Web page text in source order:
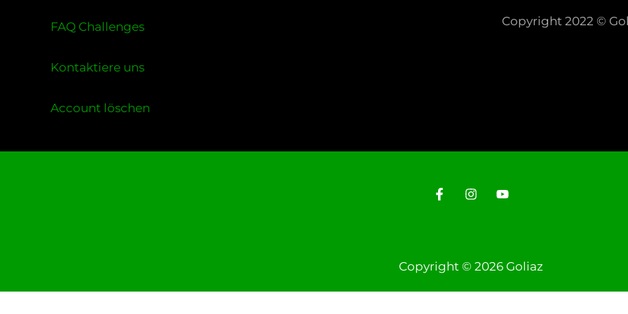
FAQ Challenges
Kontaktiere uns
Account löschen
Copyright 2022 ©
Copyright © 2026 Goliaz